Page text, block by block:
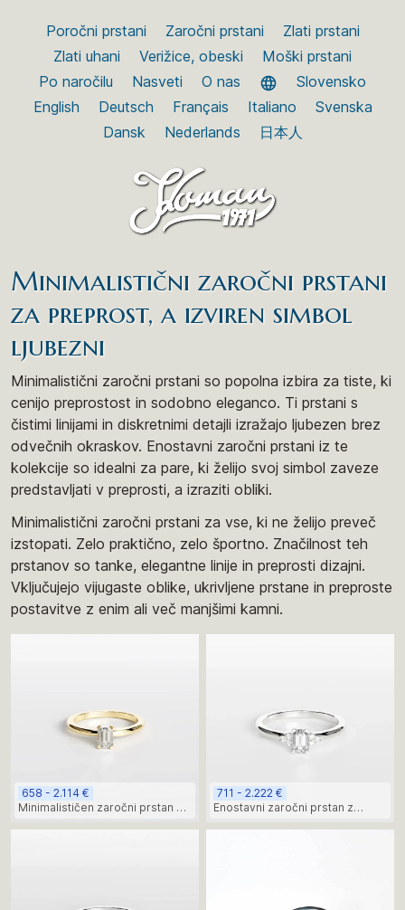
Poročni prstani Zaročni prstani
Zlati prstani
Zlati uhani
Verižice, obeski
Moški prstani
Po naročilu
Nasveti O nas
Slovensko
English
Deutsch Français Italiano
Svenska
Dansk
Nederlands 日本人
Minimalistični zaročni prstani
za preprost, a izviren simbol
ljubezni
Minimalistični zaročni prstani so popolna izbira za tiste, ki
cenijo preprostost in sodobno eleganco. Ti prstani s
čistimi linijami in diskretnimi detajli izražajo ljubezen brez
odvečnih okraskov. Enostavni zaročni prstani iz te
kolekcije so idealni za pare, ki želijo svoj simbol zaveze
predstavljati v preprosti, a izraziti obliki.
Minimalistični zaročni prstani za vse, ki ne želijo preveč
izstopati. Zelo praktično, zelo športno. Značilnost teh
prstanov so tanke, elegantne linije in preprosti dizajni.
Vključujejo vijugaste oblike, ukrivljene prstane in preproste
postavitve z enim ali več manjšimi kamni.
658 - 2.114 €
Minimalističen zaročni prstan s
kamnom moissanit emerald
711 - 2.222 €
Enostavni zaročni prstan z
minimalističnim dizajnom